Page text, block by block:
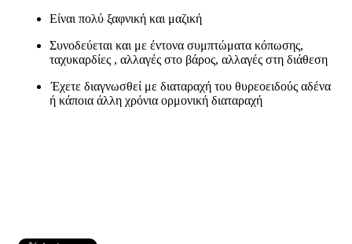
Είναι πολύ ξαφνική και μαζική
Συνοδεύεται και με έντονα συμπτώματα κόπωσης,
ταχυκαρδίες , αλλαγές στο βάρος, αλλαγές στη διάθεση
Έχετε διαγνωσθεί με διαταραχή του θυρεοειδούς αδένα
ή κάποια άλλη χρόνια ορμονική διαταραχή